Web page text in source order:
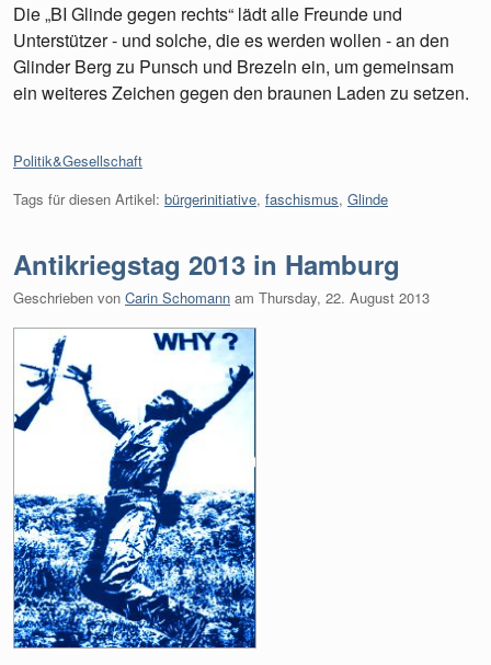
Die „BI Glinde gegen rechts“ lädt alle Freunde und
Unterstützer - und solche, die es werden wollen - an den
Glinder Berg zu Punsch und Brezeln ein, um gemeinsam
ein weiteres Zeichen gegen den braunen Laden zu setzen.
Kategorien:
Politik&Gesellschaft
Tags für diesen Artikel: bürgerinitiative, faschismus, Glinde
Antikriegstag 2013 in Hamburg
Geschrieben von Carin Schomann am Thursday, 22. August 2013